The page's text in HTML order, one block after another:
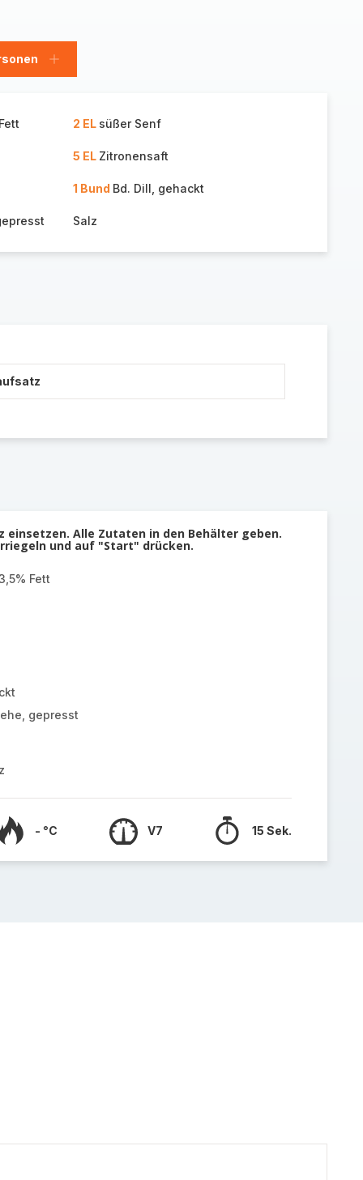
Personen
2 EL süßer Senf
5 EL Zitronensaft
1 Bund Bd. Dill, gehackt
Salz
einsetzen. Alle Zutaten in den Behälter geben.
und auf "Start" drücken.
Fett
gepresst
- °C V7 15 Sek.